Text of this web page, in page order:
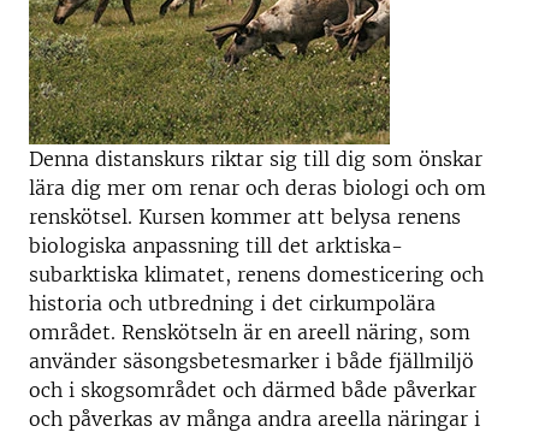
Denna distanskurs riktar sig till dig som önskar
lära dig mer om renar och deras biologi och om
renskötsel. Kursen kommer att belysa renens
biologiska anpassning till det arktiska-
subarktiska klimatet, renens domesticering och
historia och utbredning i det cirkumpolära
området. Renskötseln är en areell näring, som
använder säsongsbetesmarker i både fjällmiljö
och i skogsområdet och därmed både påverkar
och påverkas av många andra areella näringar i